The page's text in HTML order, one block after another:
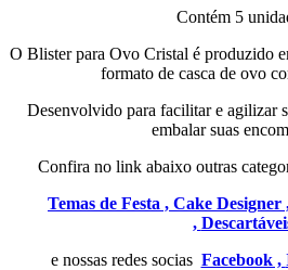
Contém 5
O Blister para Ovo Cristal é produzido
formato de casca de ovo
Desenvolvido para facilitar e agilizar
embalar suas
Confira no link abaixo outras
Temas de Festa , Cake Designer
,
e nossas redes socias Facebook ,